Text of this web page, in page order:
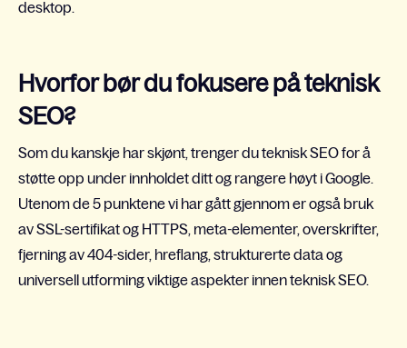
desktop.
Hvorfor bør du fokusere på teknisk
SEO?
Som du kanskje har skjønt, trenger du teknisk SEO for å
støtte opp under innholdet ditt og rangere høyt i Google.
Utenom de 5 punktene vi har gått gjennom er også bruk
av SSL-sertifikat og HTTPS, meta-elementer, overskrifter,
fjerning av 404-sider, hreflang, strukturerte data og
universell utforming viktige aspekter innen teknisk SEO.